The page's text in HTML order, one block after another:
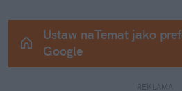
Ustaw naTemat jako
Google
REKLAMA